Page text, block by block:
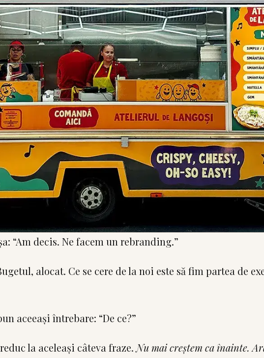
“Am decis. Ne facem un rebranding.”
alocat. Ce se cere de la noi este să fim partea de
aceeași întrebare: “De ce?”
la aceleași câteva fraze. Nu mai creștem ca înainte.